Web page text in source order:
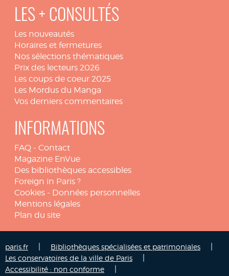
LES + CONSULTÉS
Les nouveautés
Horaires et fermetures
Nos sélections thématiques
Prix des lecteurs 2026
Les coups de coeur 2025
Les Mordus du Manga
Vos derniers commentaires
INFORMATIONS
FAQ - Contact
Magazine EnVue
Des bibliothèques accessibles
Foreign in Paris ?
Cookies - Données personnelles
Mentions légales
Plan du site
paris.fr Bibliothèques spécialisées et patrimoniales
Les conservatoires de la ville de Paris
Accessibilité : non conforme